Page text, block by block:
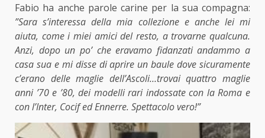
Fabio ha anche parole carine per la sua compagna:
”Sara s’interessa della mia collezione e anche lei mi
aiuta, come i miei amici del resto, a trovarne qualcuna.
Anzi, dopo un po’ che eravamo fidanzati andammo a
casa sua e mi disse di aprire un baule dove sicuramente
c’erano delle maglie dell’Ascoli…trovai quattro maglie
anni ’70 e ’80, dei modelli rari indossate con la Roma e
con l’Inter, Cocif ed Ennerre. Spettacolo vero!”